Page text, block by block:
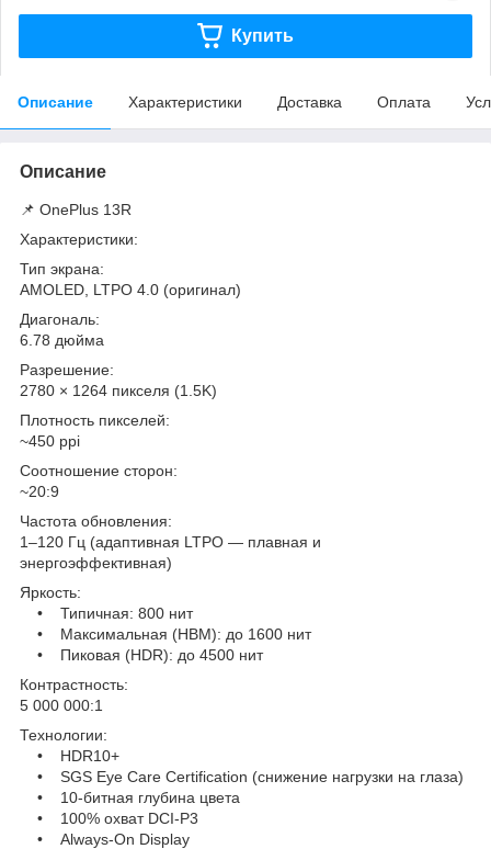
Купить
Описание Характеристики Доставка Оплата
Описание
📌 OnePlus 13R
Характеристики:
Тип экрана:
AMOLED, LTPO 4.0 (оригинал)
Диагональ:
6.78 дюйма
Разрешение:
2780 × 1264 пикселя (1.5K)
Плотность пикселей:
~450 ppi
Соотношение сторон:
~20:9
Частота обновления:
1–120 Гц (адаптивная LTPO — плавная и
энергоэффективная)
Яркость:
• Типичная: 800 нит
• Максимальная (HBM): до 1600 нит
• Пиковая (HDR): до 4500 нит
Контрастность:
5 000 000:1
Технологии:
• HDR10+
• SGS Eye Care Certification (снижение нагрузки на глаза)
• 10-битная глубина цвета
• 100% охват DCI-P3
• Always-On Display